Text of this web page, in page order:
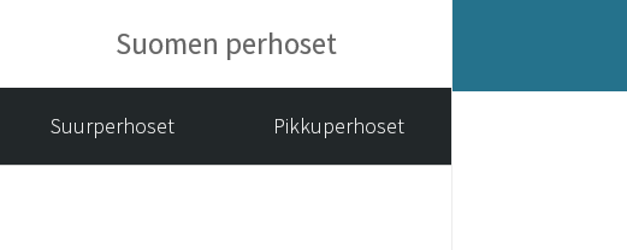
Suomen perhoset
Suurperhoset Pikkuperhoset